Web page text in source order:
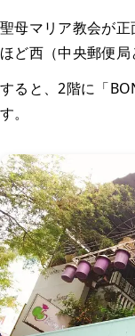
聖母マリア教会が
ほど西（中央郵便局
すると、2階に「
す。